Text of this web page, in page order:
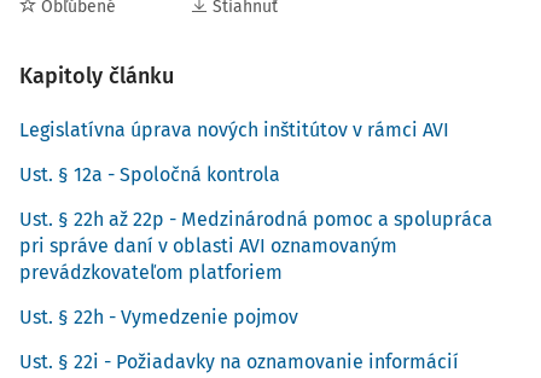
členských štátov už niekoľko rokov.
platforiem nedochádza k vytvoreniu bariér na trhu. Požiadavka na
oznamovanie informácií o predávajúcich a ich príjmoch
dosahovaných prostredníctvom platforiem vytvára porovnateľné
podmienky s tradičnými podnikateľskými postupmi, pri ktorých má
finančná správa prehľad a informácie o príjmoch daňových subjektov
- predávajúcich tovary alebo poskytujúcich služby; tieto legislatívne
úpravy nevytvárajú špeciálne režimy pre malé a stredné podniky,
subjekty a tiež neovplyvňujú uplatnenie slovenských podnikateľov na
zahraničných trhoch vzhľadom na to, že smernicu DAC7 majú
Obľúbené Stiahnuť
Kapitoly článku
Legislatívna úprava nových inštitútov v rámci AVI
Ust. § 12a - Spoločná kontrola
Ust. § 22h až 22p - Medzinárodná pomoc a spolupráca
pri správe daní v oblasti AVI oznamovaným
prevádzkovateľom platforiem
Ust. § 22h - Vymedzenie pojmov
Ust. § 22i - Požiadavky na oznamovanie informácií